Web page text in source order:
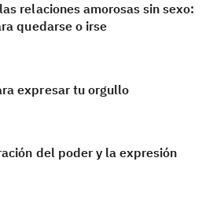
relaciones amorosas sin sexo:
quedarse o irse
expresar tu orgullo
del poder y la expresión